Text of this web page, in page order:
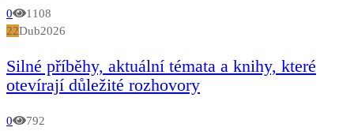
0
1108
22Dub2026
Silné příběhy, aktuální témata a knihy, které
otevírají důležité rozhovory
0 792